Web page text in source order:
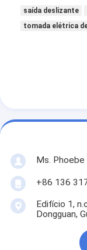
saída deslizante
tomada elétrica
Ms. Phoebe
+86 136
Edifício 1,
Dongguan,